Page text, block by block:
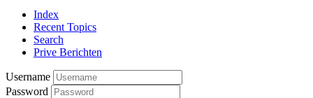
Index
Recent Topics
Search
Prive Berichten
Username
Password